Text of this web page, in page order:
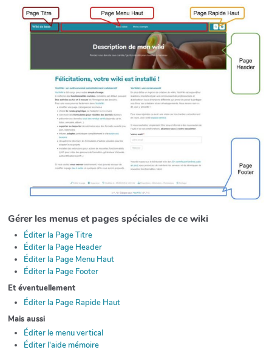
Gérer les menus et pages spéciales de ce wiki
Éditer la Page Titre
Éditer la Page Header
Éditer la Page Menu Haut
Éditer la Page Footer
Et éventuellement
Éditer la Page Rapide Haut
Mais aussi
Éditer le menu vertical
Éditer l'aide mémoire